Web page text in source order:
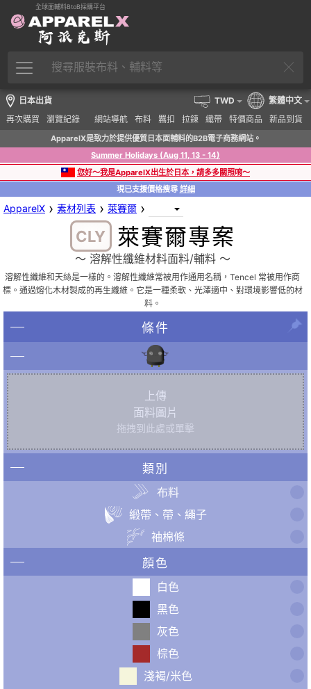
全球面輔料BtoB採購平台
日本出貨
再次購買
瀏覽紀錄 網站導航 布料 羈扣 拉鍊 織帶 特價商品 新品到貨
TWD 繁體中文
ApparelX是致力於提供優質日本面輔料的B2B電子商務網站。
Summer Holidays (Aug 11, 13 - 14)
您好～我是ApparelX出生於日本，請多多關照唷～
現已支援價格搜尋 詳細
ApparelX › 素材列表 › 萊賽爾 ›
CLY 萊賽爾專案
〜 溶解性纖維材料面料/輔料 〜
溶解性纖維和天絲是一樣的。溶解性纖維常被用作通用名稱，Tencel 常被用作商
標。通過熔化木材製成的再生纖維。它是一種柔軟、光澤適中、對環境影響低的材
料。
條件
上傳
面料圖片
拖拽到此處或單擊
類別
布料
緞帶、帶、繩子
袖棉條
顏色
白色
黑色
灰色
棕色
淺褐/米色